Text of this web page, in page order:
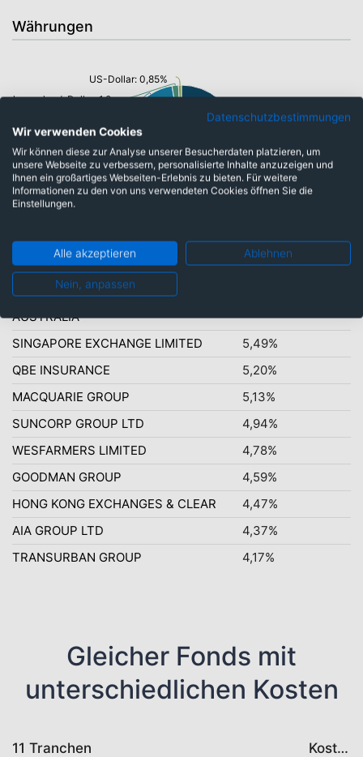
Währungen
Hongkong Dollar: 16,69%
Neuseeland-Dollar: 1,83%
US-Dollar: 0,85%
Top-Ten Titel
COMMONWEALTH BANK OF
AUSTRALIA
SINGAPORE EXCHANGE LIMITED
5,49%
QBE INSURANCE
5,20%
MACQUARIE GROUP
5,13%
SUNCORP GROUP LTD
4,94%
WESFARMERS LIMITED
4,78%
GOODMAN GROUP
4,59%
HONG KONG EXCHANGES & CLEAR
4,47%
AIA GROUP LTD
4,37%
TRANSURBAN GROUP
4,17%
Gleicher Fonds mit
unterschiedlichen Kosten
11 Tranchen Kosten
Datenschutzbestimmungen
Wir verwenden Cookies
Wir können diese zur Analyse unserer Besucherdaten platzieren, um
unsere Webseite zu verbessern, personalisierte Inhalte anzuzeigen und
Ihnen ein großartiges Webseiten-Erlebnis zu bieten. Für weitere
Informationen zu den von uns verwendeten Cookies öffnen Sie die
Einstellungen.
Alle akzeptieren Ablehnen
Nein, anpassen